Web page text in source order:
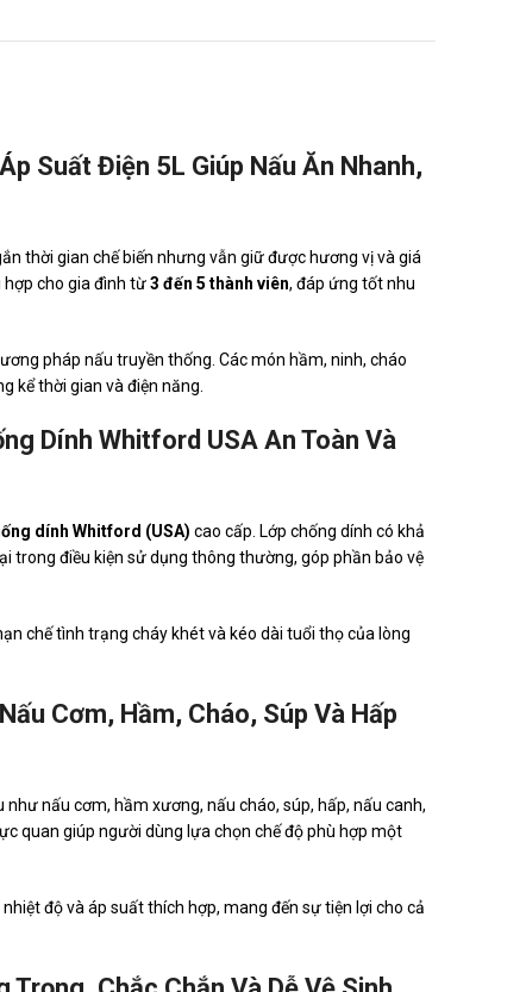
Suất Điện 5L Giúp Nấu Ăn Nhanh,
thời gian chế biến nhưng vẫn giữ được hương vị và giá
hợp cho gia đình từ3 đến 5 thành viên, đáp ứng tốt nhu
pháp nấu truyền thống. Các món hầm, ninh, cháo
kể thời gian và điện năng.
Dính Whitford USA An Toàn Và
dính Whitford (USA) cao cấp. Lớp chống dính có khả
trong điều kiện sử dụng thông thường, góp phần bảo vệ
chế tình trạng cháy khét và kéo dài tuổi thọ của lòng
Cơm, Hầm, Cháo, Súp Và Hấp
nấu cơm, hầm xương, nấu cháo, súp, hấp, nấu canh,
quan giúp người dùng lựa chọn chế độ phù hợp một
độ và áp suất thích hợp, mang đến sự tiện lợi cho cả